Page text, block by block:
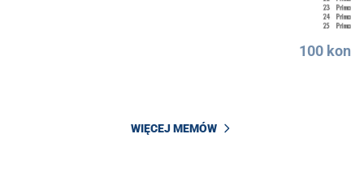
100
WIĘCEJ MEMÓW